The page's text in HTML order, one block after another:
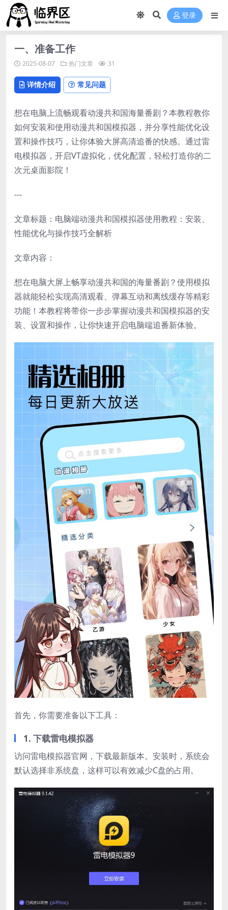
登录
一、准备工作
2025-08-07 热门文章 31
详情介绍 常见问题
想在电脑上流畅观看动漫共和国海量番剧？本教程教你
如何安装和使用动漫共和国模拟器，并分享性能优化设
置和操作技巧，让你体验大屏高清追番的快感。通过雷
电模拟器，开启VT虚拟化，优化配置，轻松打造你的二
次元桌面影院！
---
文章标题：电脑端动漫共和国模拟器使用教程：安装、
性能优化与操作技巧全解析
文章内容：
想在电脑大屏上畅享动漫共和国的海量番剧？使用模拟
器就能轻松实现高清观看、弹幕互动和离线缓存等精彩
功能！本教程将带你一步步掌握动漫共和国模拟器的安
装、设置和操作，让你快速开启电脑端追番新体验。
首先，你需要准备以下工具：
1. 下载雷电模拟器
访问雷电模拟器官网，下载最新版本。安装时，系统会
默认选择非系统盘，这样可以有效减少C盘的占用。